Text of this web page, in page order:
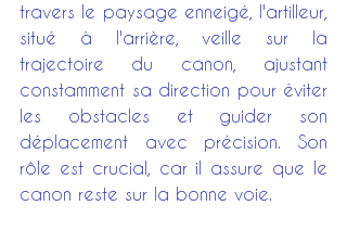
travers le paysage enneigé, l'artilleur,
situé à l'arrière, veille sur la
trajectoire du canon, ajustant
constamment sa direction pour éviter
les obstacles et guider son
déplacement avec précision. Son
rôle est crucial, car il assure que le
canon reste sur la bonne voie.